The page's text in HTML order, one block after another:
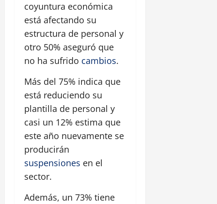
coyuntura económica
está afectando su
estructura de personal y
otro 50% aseguró que
no ha sufrido cambios.
Más del 75% indica que
está reduciendo su
plantilla de personal y
casi un 12% estima que
este año nuevamente se
producirán
suspensiones en el
sector.
Además, un 73% tiene